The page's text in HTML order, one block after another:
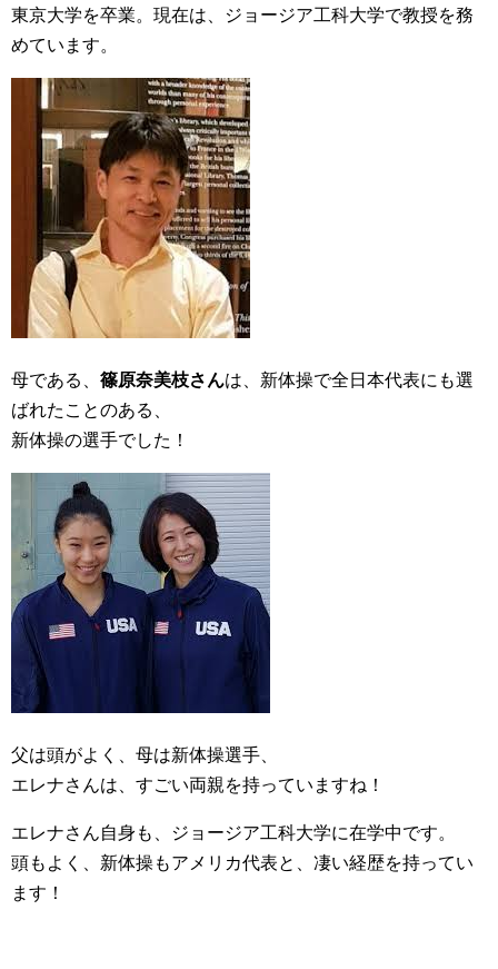
東京大学を卒業。現在は、ジョージア工科大学で教授を務
めています。
母である、 篠原奈美枝さんは、新体操で全日本代表にも選
ばれたことのある、
新体操の選手でした！
父は頭がよく、母は新体操選手、
エレナさんは、すごい両親を持っていますね！
エレナさん自身も、ジョージア工科大学に在学中です。
頭もよく、新体操もアメリカ代表と、凄い経歴を持ってい
ます！